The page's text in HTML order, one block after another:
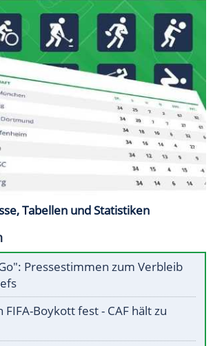
Tabellen und Statistiken
Pressestimmen zum Verbleib
FIFA-Boykott fest - CAF hält zu